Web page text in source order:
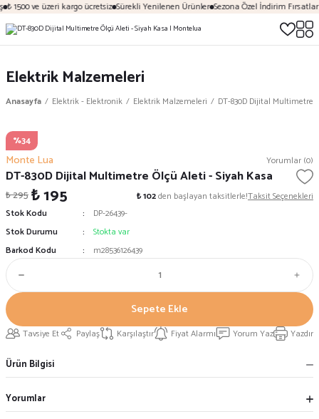
₺ 1500 ve üzeri kargo ücretsiz Sürekli Yenilenen Ürünler Sezona Özel İndirim Fırsatları
Elektrik Malzemeleri
Anasayfa Elektrik - Elektronik Elektrik Malzemeleri DT-830D Dijital Multimetre
%34
Monte Lua Yorumlar (0)
DT-830D Dijital Multimetre Ölçü Aleti - Siyah Kasa
₺ 295₺ 195 ₺ 102den başlayan taksitlerle!Taksit Seçenekleri
Stok Kodu
DP-26439-
Stok Durumu
Stokta var
Barkod Kodu
m28536126439
Sepete Ekle
Tavsiye Et Paylaş Karşılaştır Fiyat Alarmı Yorum Yaz Yazdır
Ürün Bilgisi
Yorumlar